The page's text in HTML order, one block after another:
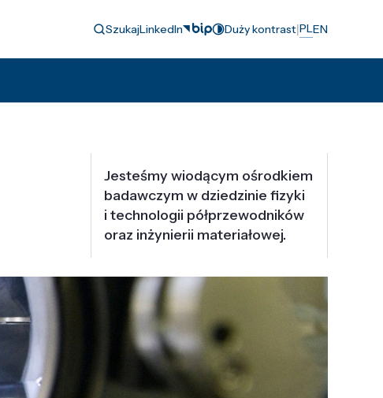
SzukajLinkedIn Duży kontrast|PLEN
Jesteśmy wiodącym ośrodkiem
badawczym w dziedzinie fizyki
i technologii półprzewodników
oraz inżynierii materiałowej.